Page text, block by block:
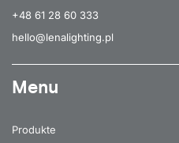
+48 61 28 60 333
hello@lenalighting.pl
Menu
Produkte